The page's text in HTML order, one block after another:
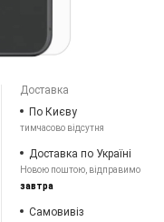
Доставка
По Києву
тимчасово відсутня
Доставка по Україні
Новою поштою, відправимо
завтра
Самовивіз